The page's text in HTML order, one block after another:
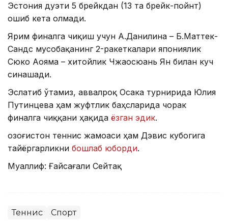
Эстония дуэти 5 брейкдан (13 та брейк-пойнт)
ошиб кета олмади.
Ярим финалга чиқиш учун А.Данилина – Б.Маттек-
Сандс мусобақанинг 2-ракеткалари япониялик
Сюко Аояма – хитойлик Чжаосюань Ян билан куч
синашади.
Эслатиб ўтамиз, аввалроқ Осака турнирида Юлия
Путинцева ҳам жуфтлик баҳсларида чорак
финалга чиққани ҳақида ёзган эдик.
Қозоғистон теннис жамоаси ҳам Дэвис кубогига
тайёргарликни бошлаб юборди.
Муаллиф: Ғайсағали Сейтақ
Теннис Спорт